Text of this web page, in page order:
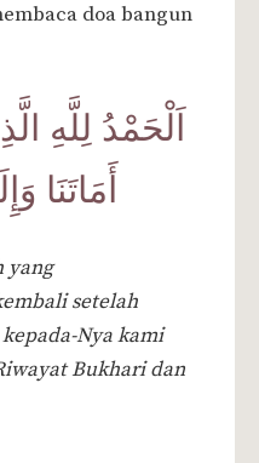
doa bangun
اَلْحَمْدُ لِلَّهِ
أَمَاتَنَا
yang
setelah
Nya kami
Bukhari dan